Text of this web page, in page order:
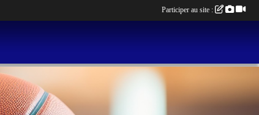
Participer au site :